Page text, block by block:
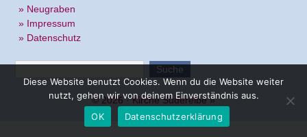
» Neugraben
» Impressum
» Datenschutz
© 2026 ·Kirche Süderelbe »
Diese Website benutzt Cookies. Wenn du die Website weiter
nutzt, gehen wir von deinem Einverständnis aus.
OK
Datenschutzerklärung